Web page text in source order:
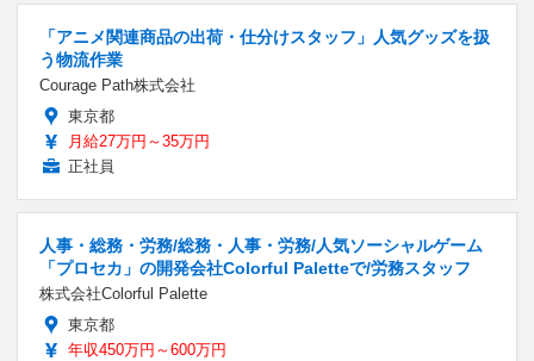
「アニメ関連商品の出荷・仕分けスタッフ」人気グッズを扱
う物流作業
Courage Path株式会社
東京都
月給27万円～35万円
正社員
人事・総務・労務/総務・人事・労務/人気ソーシャルゲーム
「プロセカ」の開発会社Colorful Paletteで/労務スタッフ
株式会社Colorful Palette
東京都
年収450万円～600万円